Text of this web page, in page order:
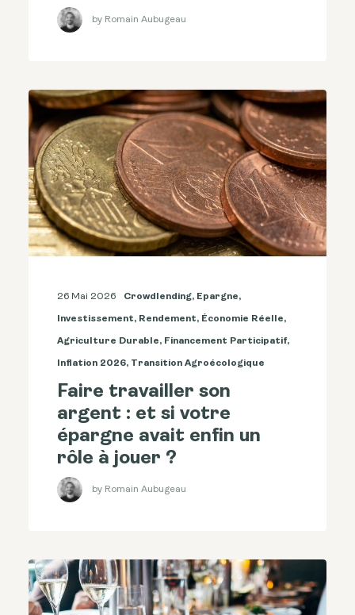
by Romain Aubugeau
26 Mai 2026 Crowdlending, Epargne,
Investissement, Rendement, Économie Réelle,
Agriculture Durable, Financement Participatif,
Inflation 2026, Transition Agroécologique
Faire travailler son
argent : et si votre
épargne avait enfin un
rôle à jouer ?
by Romain Aubugeau